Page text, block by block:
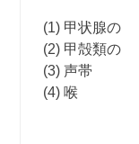
(1) 甲状腺の
(2) 甲殻類の
(3) 声帯
(4) 喉